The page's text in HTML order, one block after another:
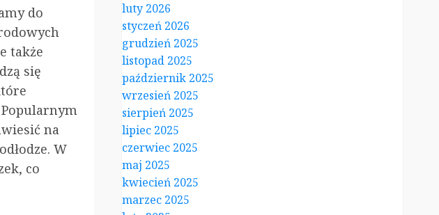
do
także
się
na
W
co
luty 2026
styczeń 2026
grudzień 2025
listopad 2025
październik 2025
wrzesień 2025
sierpień 2025
lipiec 2025
czerwiec 2025
maj 2025
kwiecień 2025
marzec 2025